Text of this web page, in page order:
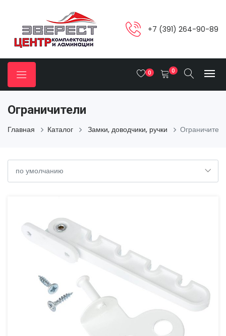
+7 (391) 264-90-89
0 0
Ограничители
Главная Каталог Замки, доводчики, ручки